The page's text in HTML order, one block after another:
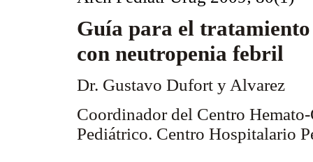
Guía para el
con neutropenia febril
Dr. Gustavo Dufort y Alvarez
Coordinador del Centro
Pediátrico. Centro Hospitalario